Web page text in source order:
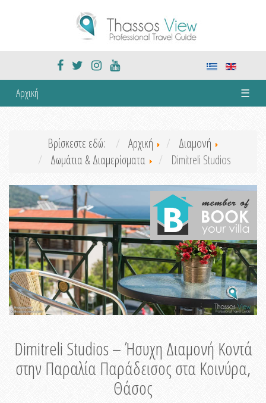
Αρχική ☰
Βρίσκεστε εδώ: Αρχική
Διαμονή
Δωμάτια & Διαμερίσματα
Dimitreli Studios
Dimitreli Studios – Ήσυχη Διαμονή Κοντά
στην Παραλία Παράδεισος στα Κοινύρα,
Θάσος